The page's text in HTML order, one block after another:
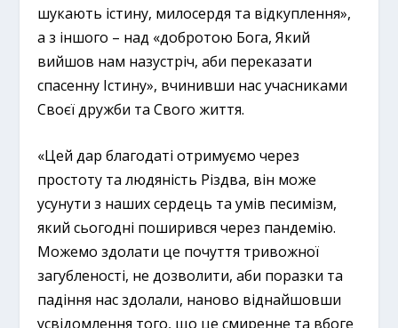
шукають істину, милосердя та відкуплення»,
а з іншого – над «добротою Бога, Який
вийшов нам назустріч, аби переказати
спасенну Істину», вчинивши нас учасниками
Своєї дружби та Свого життя.
«Цей дар благодаті отримуємо через
простоту та людяність Різдва, він може
усунути з наших сердець та умів песимізм,
який сьогодні поширився через пандемію.
Можемо здолати це почуття тривожної
загубленості, не дозволити, аби поразки та
падіння нас здолали, наново віднайшовши
усвідомлення того, що це смиренне та вбоге